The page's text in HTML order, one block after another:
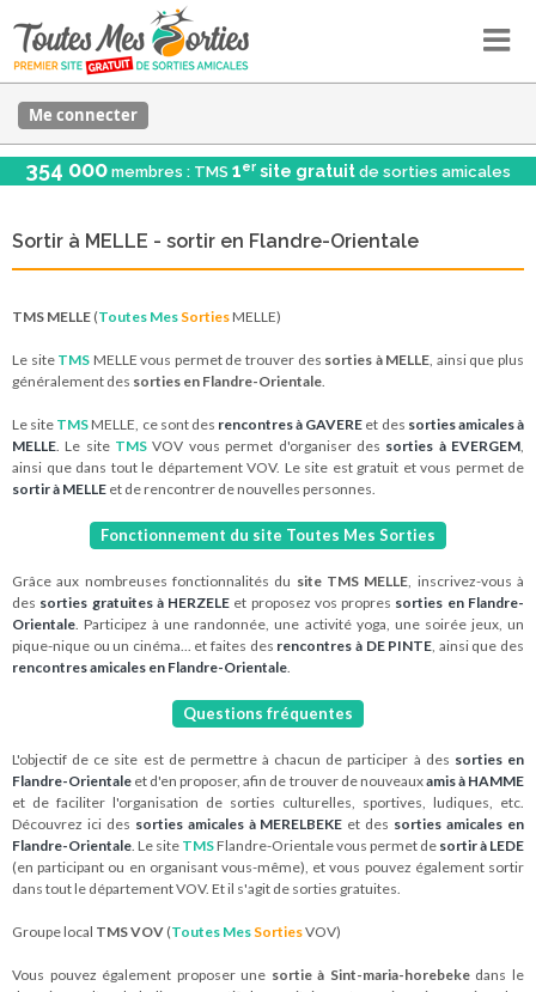
Me connecter
354 000 membres : TMS 1er site gratuit de sorties amicales
Sortir à MELLE - sortir en Flandre-Orientale
TMS MELLE (Toutes Mes SortiesMELLE)
Le site TMS MELLE vous permet de trouver des sorties à MELLE, ainsi que plus
généralement des sorties en Flandre-Orientale.
Le site TMSMELLE, ce sont des rencontres à GAVERE et des sorties amicales à
MELLE. Le site TMS VOV vous permet d'organiser des sorties à EVERGEM,
ainsi que dans tout le département VOV. Le site est gratuit et vous permet de
sortir à MELLE et de rencontrer de nouvelles personnes.
Fonctionnement du site Toutes Mes Sorties
Grâce aux nombreuses fonctionnalités du site TMS MELLE, inscrivez-vous à
des sorties gratuites à HERZELE et proposez vos propres sorties en Flandre-
Orientale. Participez à une randonnée, une activité yoga, une soirée jeux, un
pique-nique ou un cinéma... et faites des rencontres à DE PINTE, ainsi que des
rencontres amicales en Flandre-Orientale.
Questions fréquentes
L'objectif de ce site est de permettre à chacun de participer à des sorties en
Flandre-Orientale et d'en proposer, afin de trouver de nouveauxamis à HAMME
et de faciliter l'organisation de sorties culturelles, sportives, ludiques, etc.
Découvrez ici des sorties amicales à MERELBEKE et des sorties amicales en
Flandre-Orientale. Le site TMSFlandre-Orientale vous permet de sortir à LEDE
(en participant ou en organisant vous-même), et vous pouvez également sortir
dans tout le département VOV. Et il s'agit de sorties gratuites.
Groupe local TMS VOV (Toutes Mes SortiesVOV)
Vous pouvez également proposer une sortie à Sint-maria-horebekedans le